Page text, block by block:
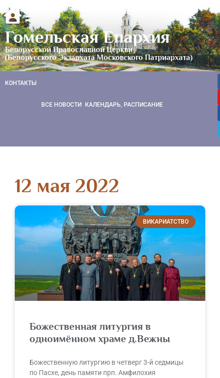
Гомельская Епархия
Белорусской Православной Церкви
(Белорусского Экзархата Московского Патриархата)
КОНТАКТЫ
ВСЕ НОВОСТИ КАЛЕНДАРЬ, РАСПИСАНИЕ
12 мая 2022
ВИКАРИАТСТВО
Божественная литургия в
одноимённом храме д.Вежны
Божественную литургию в четверг 3-й седмицы
по Пасхе, день памяти прп. Амфилохия